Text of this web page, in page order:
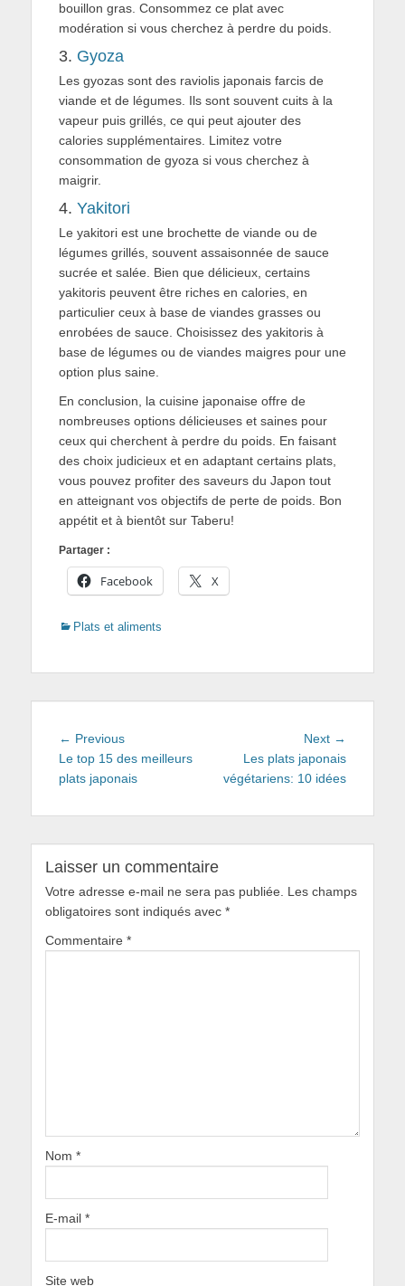
bouillon gras. Consommez ce plat avec
modération si vous cherchez à perdre du poids.
3. Gyoza
Les gyozas sont des raviolis japonais farcis de
viande et de légumes. Ils sont souvent cuits à la
vapeur puis grillés, ce qui peut ajouter des
calories supplémentaires. Limitez votre
consommation de gyoza si vous cherchez à
maigrir.
4. Yakitori
Le yakitori est une brochette de viande ou de
légumes grillés, souvent assaisonnée de sauce
sucrée et salée. Bien que délicieux, certains
yakitoris peuvent être riches en calories, en
particulier ceux à base de viandes grasses ou
enrobées de sauce. Choisissez des yakitoris à
base de légumes ou de viandes maigres pour une
option plus saine.
En conclusion, la cuisine japonaise offre de
nombreuses options délicieuses et saines pour
ceux qui cherchent à perdre du poids. En faisant
des choix judicieux et en adaptant certains plats,
vous pouvez profiter des saveurs du Japon tout
en atteignant vos objectifs de perte de poids. Bon
appétit et à bientôt sur Taberu!
Partager :
Facebook X
Categories
Plats et aliments
Navigation
de
l’article
← PreviousPrevious
post:
Le top 15 des meilleurs
plats japonais
Next →
post:
Les plats japonais
végétariens: 10 idées
Laisser un commentaire
Votre adresse e-mail ne sera pas publiée.
Les champs
obligatoires sont indiqués avec *
Commentaire *
Nom *
E-mail *
Site web